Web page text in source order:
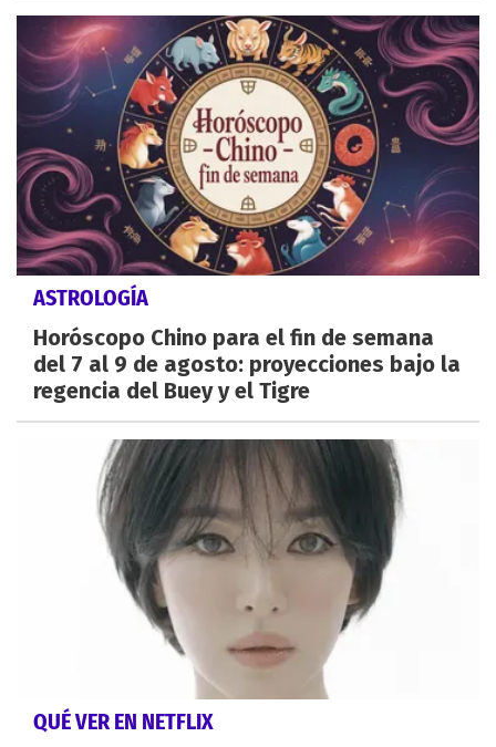
ASTROLOGÍA
Horóscopo Chino para el fin de semana
del 7 al 9 de agosto: proyecciones bajo la
regencia del Buey y el Tigre
QUÉ VER EN NETFLIX